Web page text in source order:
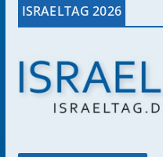
ISRAELTAG 2026